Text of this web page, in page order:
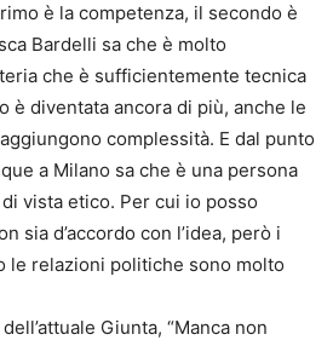
è la competenza, il secondo è
Bardelli sa che è molto
che è sufficientemente tecnica
è diventata ancora di più, anche le
complessità. E dal punto
a Milano sa che è una persona
vista etico. Per cui io posso
sia d’accordo con l’idea, però i
le relazioni politiche sono molto
Giunta, “Manca non